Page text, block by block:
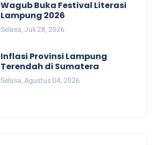
Wagub Buka Festival Literasi
Lampung 2026
Selasa, Juli 28, 2026
Inflasi Provinsi Lampung
Terendah di Sumatera
Selasa, Agustus 04, 2026